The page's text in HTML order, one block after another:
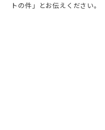
トの件」とお伝えください。